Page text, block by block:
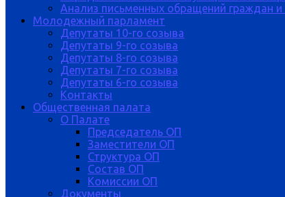
Анализ письменных обращений граждан и
Молодежный парламент
Депутаты 10-го созыва
Депутаты 9-го созыва
Депутаты 8-го созыва
Депутаты 7-го созыва
Депутаты 6-го созыва
Контакты
Общественная палата
О Палате
Председатель ОП
Заместители ОП
Структура ОП
Состав ОП
Комиссии ОП
Документы